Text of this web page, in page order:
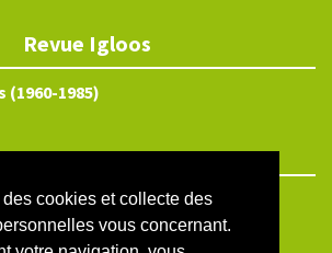
cookies et collecte des
vous concernant.
Revue Igloos
(1960-1985)
électronique 2804-3359
Plan du site